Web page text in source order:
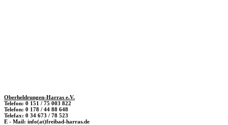
Oberheldrungen-Harras e.V.
Telefon: 0 151 / 75 003 822
Telefon: 0 178 / 44 88 648
Telefax: 0 34 673 / 78 523
E - Mail: info(at)freibad-harras.de